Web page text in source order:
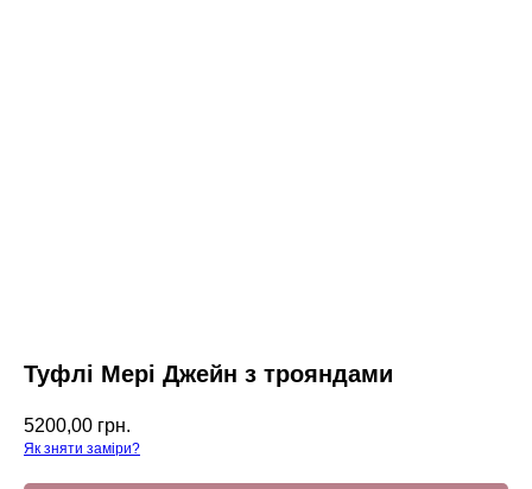
Туфлі Мері Джейн з трояндами
5200,00 грн.
Як зняти заміри?